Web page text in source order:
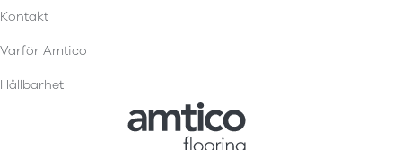
Kontakt
Varför Amtico
Hållbarhet